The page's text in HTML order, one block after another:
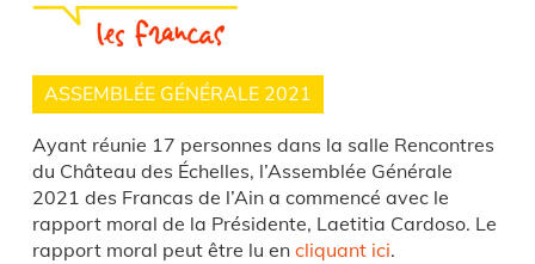
ASSEMBLÉE GÉNÉRALE 2021
Ayant réunie 17 personnes dans la salle Rencontres
du Château des Échelles, l’Assemblée Générale
2021 des Francas de l’Ain a commencé avec le
rapport moral de la Présidente, Laetitia Cardoso. Le
rapport moral peut être lu en cliquant ici.